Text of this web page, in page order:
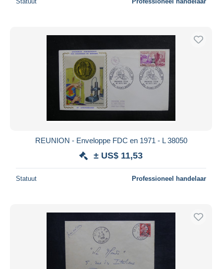
REUNION - Enveloppe FDC en 1971 - L 38050
± US$ 11,53
Statuut Professioneel handelaar